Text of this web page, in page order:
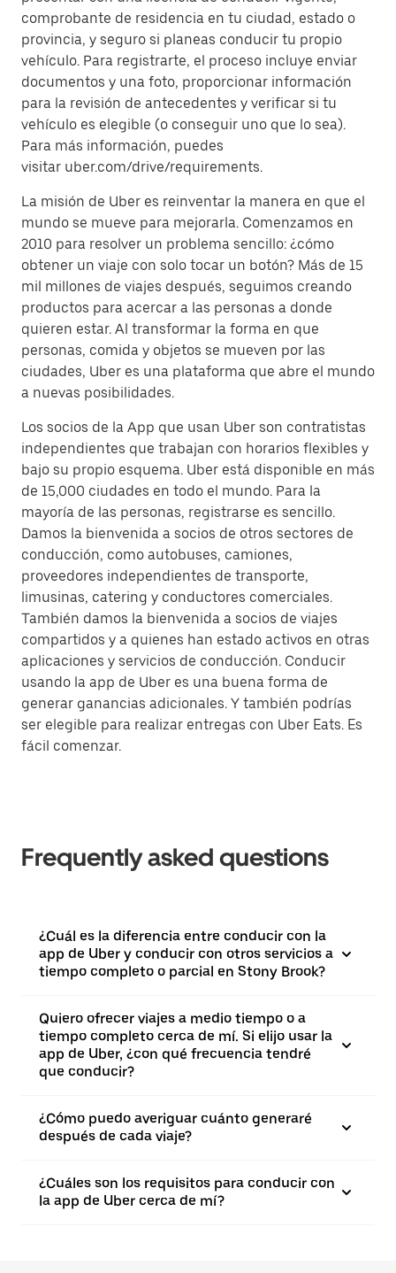
comprobante de residencia en tu ciudad, estado o
provincia, y seguro si planeas conducir tu propio
vehículo. Para registrarte, el proceso incluye enviar
documentos y una foto, proporcionar información
para la revisión de antecedentes y verificar si tu
vehículo es elegible (o conseguir uno que lo sea).
Para más información, puedes
visitar uber.com/drive/requirements.
La misión de Uber es reinventar la manera en que el
mundo se mueve para mejorarla. Comenzamos en
2010 para resolver un problema sencillo: ¿cómo
obtener un viaje con solo tocar un botón? Más de 15
mil millones de viajes después, seguimos creando
productos para acercar a las personas a donde
quieren estar. Al transformar la forma en que
personas, comida y objetos se mueven por las
ciudades, Uber es una plataforma que abre el mundo
a nuevas posibilidades.
Los socios de la App que usan Uber son contratistas
independientes que trabajan con horarios flexibles y
bajo su propio esquema. Uber está disponible en más
de 15,000 ciudades en todo el mundo. Para la
mayoría de las personas, registrarse es sencillo.
Damos la bienvenida a socios de otros sectores de
conducción, como autobuses, camiones,
proveedores independientes de transporte,
limusinas, catering y conductores comerciales.
También damos la bienvenida a socios de viajes
compartidos y a quienes han estado activos en otras
aplicaciones y servicios de conducción. Conducir
usando la app de Uber es una buena forma de
generar ganancias adicionales. Y también podrías
ser elegible para realizar entregas con Uber Eats. Es
fácil comenzar.
Frequently asked questions
¿Cuál es la diferencia entre conducir con la
app de Uber y conducir con otros servicios a
tiempo completo o parcial en Stony Brook?
Quiero ofrecer viajes a medio tiempo o a
tiempo completo cerca de mí. Si elijo usar la
app de Uber, ¿con qué frecuencia tendré
que conducir?
¿Cómo puedo averiguar cuánto generaré
después de cada viaje?
¿Cuáles son los requisitos para conducir con
la app de Uber cerca de mí?